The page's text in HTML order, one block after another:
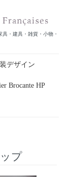
具・建具・雑貨・小物・
デザイン
Brocante HP
プ